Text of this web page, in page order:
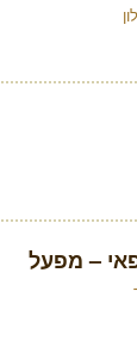
פאי – מפעל